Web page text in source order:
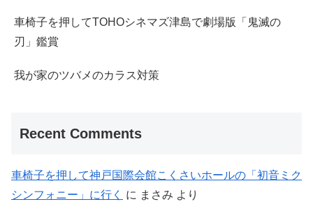
車椅子を押してTOHOシネマズ津島で劇場版「鬼滅の
刃」鑑賞
我が家のツバメのカラス対策
Recent Comments
車椅子を押して神戸国際会館こくさいホールの「初音ミク
シンフォニー」に行く
に まさみ より